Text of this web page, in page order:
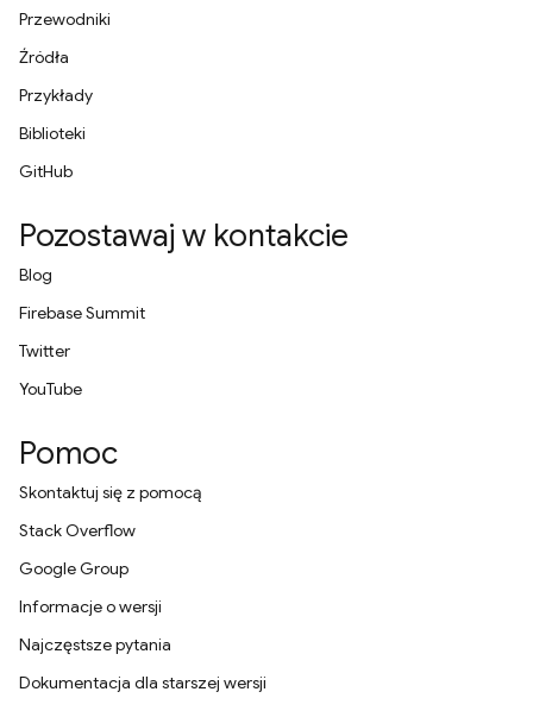
Przewodniki
Źródła
Przykłady
Biblioteki
GitHub
Pozostawaj w kontakcie
Blog
Firebase Summit
Twitter
YouTube
Pomoc
Skontaktuj się z pomocą
Stack Overflow
Google Group
Informacje o wersji
Najczęstsze pytania
Dokumentacja dla starszej wersji